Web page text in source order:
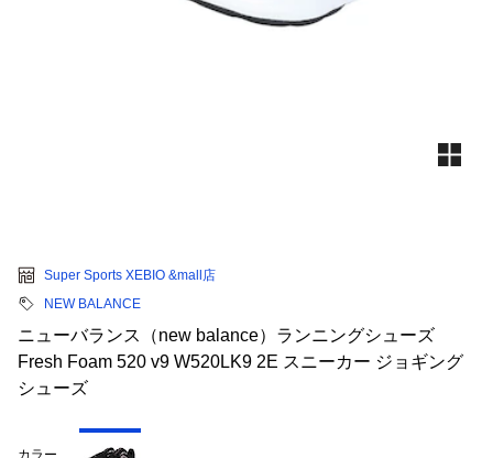
Super Sports XEBIO &mall店
NEW BALANCE
ニューバランス（new balance）ランニングシューズ
Fresh Foam 520 v9 W520LK9 2E スニーカー ジョギング
シューズ
カラー